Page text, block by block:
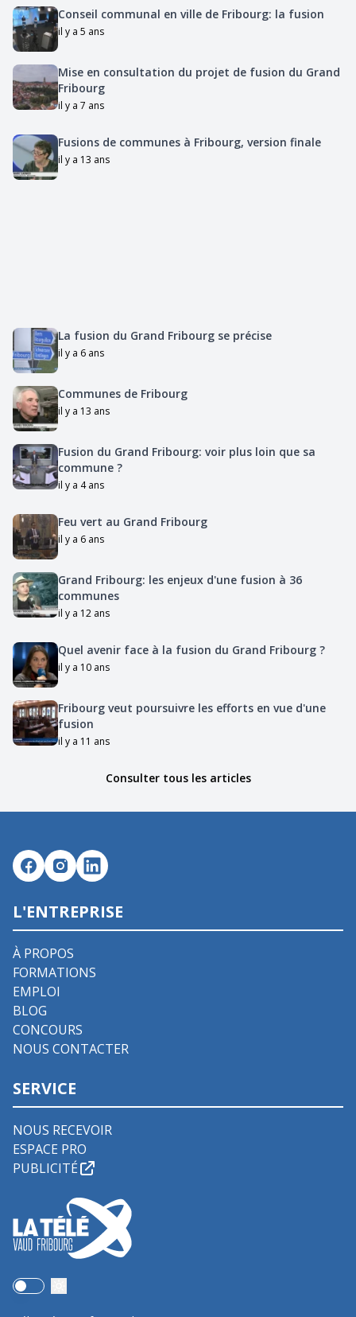
Conseil communal en ville de Fribourg: la fusion
il y a 5 ans
Mise en consultation du projet de fusion du Grand
Fribourg
il y a 7 ans
Fusions de communes à Fribourg, version finale
il y a 13 ans
La fusion du Grand Fribourg se précise
il y a 6 ans
Communes de Fribourg
il y a 13 ans
Fusion du Grand Fribourg: voir plus loin que sa
commune ?
il y a 4 ans
Feu vert au Grand Fribourg
il y a 6 ans
Grand Fribourg: les enjeux d'une fusion à 36
communes
il y a 12 ans
Quel avenir face à la fusion du Grand Fribourg ?
il y a 10 ans
Fribourg veut poursuivre les efforts en vue d'une
fusion
il y a 11 ans
Consulter tous les articles
L'ENTREPRISE
À PROPOS
FORMATIONS
EMPLOI
BLOG
CONCOURS
NOUS CONTACTER
SERVICE
NOUS RECEVOIR
ESPACE PRO
PUBLICITÉ
Use setting